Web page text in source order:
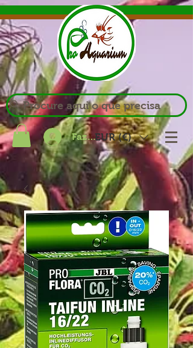
Procure aqui o que precisa
Fazer login
EUR (€)